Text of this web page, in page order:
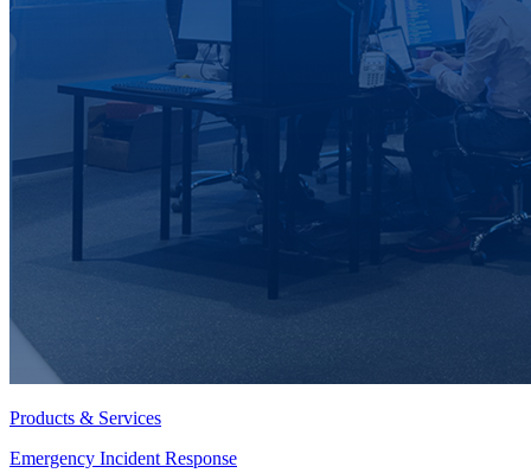
Products & Services
Emergency Incident Response